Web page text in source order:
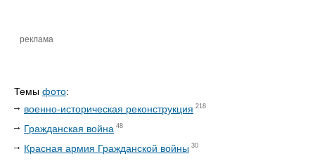
реклама
Темы фото:
военно-историческая реконструкция 218
Гражданская война 48
Красная армия Гражданской войны 30